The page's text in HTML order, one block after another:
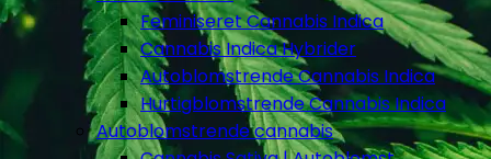
Feminiseret Cannabis Indica
Cannabis Indica Hybrider
Autoblomstrende Cannabis Indica
Hurtigblomstrende Cannabis Indica
Autoblomstrende cannabis